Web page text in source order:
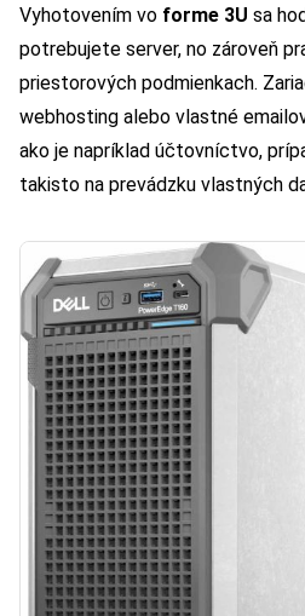
Vyhotovením vo forme 3U sa
potrebujete server, no zároveň
priestorových podmienkach.
webhosting alebo vlastné
ako je napríklad účtovníctvo,
takisto na prevádzku vlastných